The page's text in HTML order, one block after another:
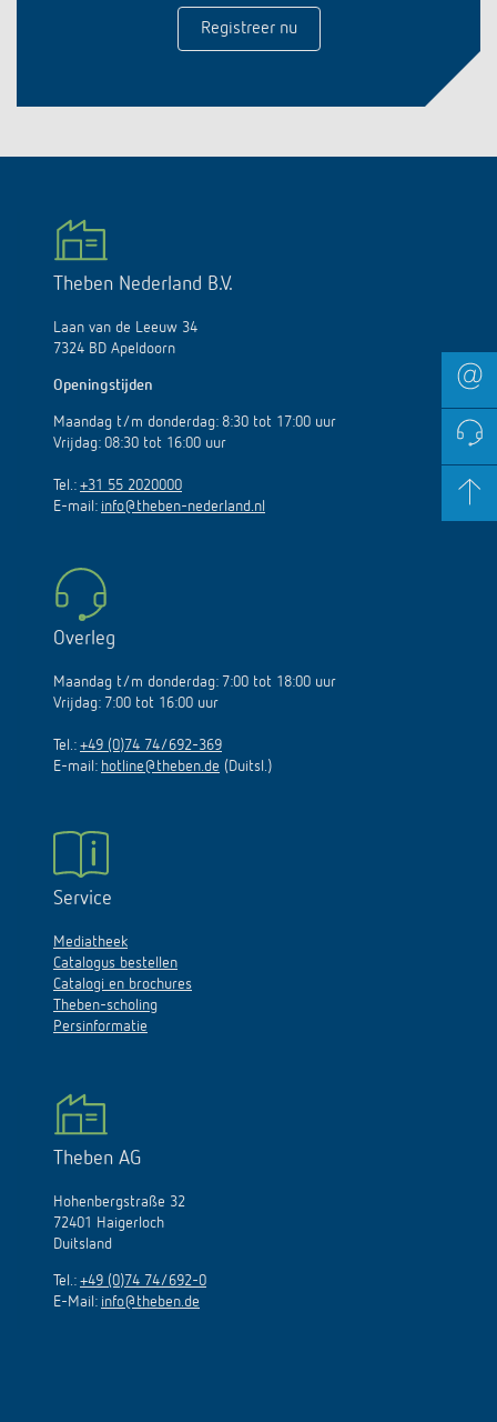
Registreer nu
Theben Nederland B.V.
Laan van de Leeuw 34
7324 BD Apeldoorn
Openingstijden
Maandag t/m donderdag: 8:30 tot 17:00 uur
Vrijdag: 08:30 tot 16:00 uur
Tel.: +31 55 2020000
E-mail: info@theben-nederland.nl
Overleg
Maandag t/m donderdag: 7:00 tot 18:00 uur
Vrijdag: 7:00 tot 16:00 uur
Tel.: +49 (0)74 74/692-369
E-mail: hotline@theben.de (Duitsl.)
Service
Mediatheek
Catalogus bestellen
Catalogi en brochures
Theben-scholing
Persinformatie
Theben AG
Hohenbergstraße 32
72401 Haigerloch
Duitsland
Tel.: +49 (0)74 74/692-0
E-Mail: info@theben.de